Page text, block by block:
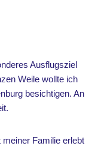
Ausflugsziel
Weile wollte ich
besichtigen. An
Familie erlebt